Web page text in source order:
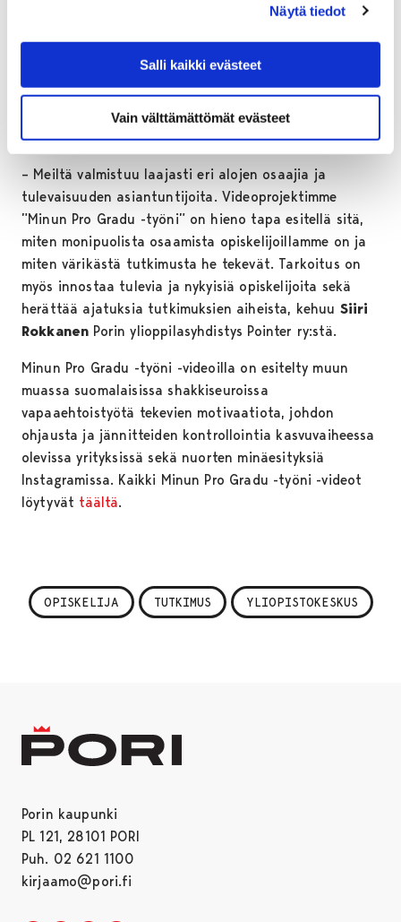
Näytä tiedot
Salli kaikki evästeet
Vain välttämättömät evästeet
Tampereen yliopisto. Yliopistokeskuksesta valmistuu
maistereita, kauppatieteiden ja yhteiskuntatieteiden
kandidaatteja ja maistereita sekä eri tutkintolinjojen
diplomi-insinöörejä. Ensi keväänä tulee hakuun myös
tekniikan kandidaattitutkinto-ohjelma Turun ja
Tampereen yliopistojen yhteistyönä.
– Meiltä valmistuu laajasti eri alojen osaajia ja
tulevaisuuden asiantuntijoita. Videoprojektimme
”Minun Pro Gradu -työni” on hieno tapa esitellä sitä,
miten monipuolista osaamista opiskelijoillamme on ja
miten värikästä tutkimusta he tekevät. Tarkoitus on
myös innostaa tulevia ja nykyisiä opiskelijoita sekä
herättää ajatuksia tutkimuksien aiheista, kehuu Siiri
Rokkanen Porin ylioppilasyhdistys Pointer ry:stä.
Minun Pro Gradu -työni -videoilla on esitelty muun
muassa suomalaisissa shakkiseuroissa
vapaaehtoistyötä tekevien motivaatiota, johdon
ohjausta ja jännitteiden kontrollointia kasvuvaiheessa
olevissa yrityksissä sekä nuorten minäesityksiä
Instagramissa. Kaikki Minun Pro Gradu -työni -videot
löytyvät täältä.
OPISKELIJA TUTKIMUS YLIOPISTOKESKUS
Porin kaupunki
PL 121, 28101 PORI
Puh. 02 621 1100
kirjaamo@pori.fi